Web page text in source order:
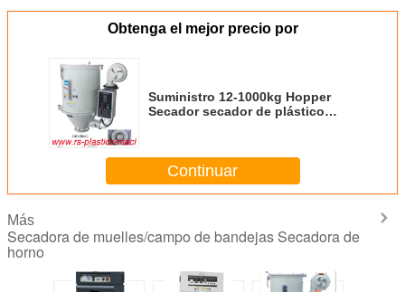
Obtenga el mejor precio por
Suministro 12-1000kg Hopper
Secador secador de plástico
buen precio
Continuar
Más
Secadora de muelles/campo de bandejas Secadora de
horno